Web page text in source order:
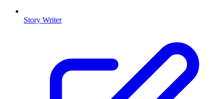
Story Writer